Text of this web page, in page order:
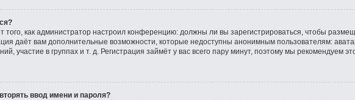
того, как администратор настроил конференцию: должны ли вы зарегистрироваться, чтобы
даёт вам дополнительные возможности, которые недоступны анонимным пользователям:
участие в группах и т. д. Регистрация займёт у вас всего пару минут, поэтому мы рекомендуем
ввод имени и пароля?